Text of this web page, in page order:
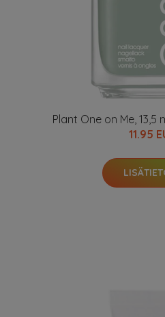
Plant One on Me, 13,5
11.95